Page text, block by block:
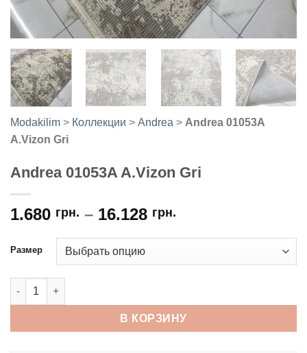
Modakilim > Коллекции > Andrea > Andrea 01053A
A.Vizon Gri
Andrea 01053A A.Vizon Gri
1.680 грн. – 16.128 грн.
Размер
Количество товара Andrea 01053A A.Vizon Gri
В КОРЗИНУ